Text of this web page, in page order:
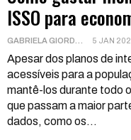
ISSO para
5 JAN
Apesar dos planos de
acessíveis para a
mantê-los durante todo
que passam a maior
dados, como os…